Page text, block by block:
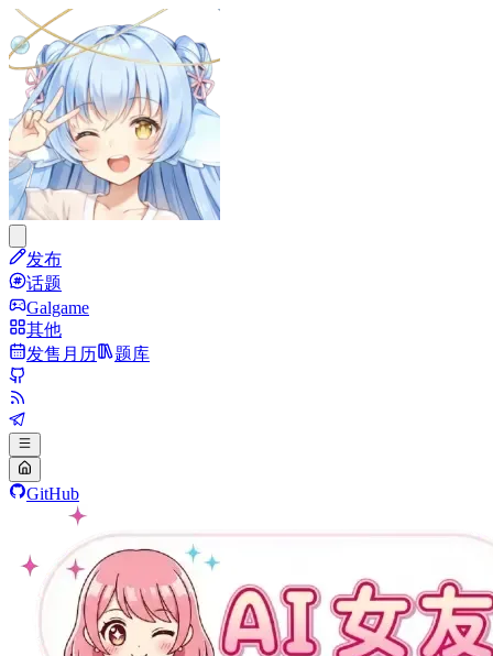
发布
话题
Galgame
其他
发售月历
题库
GitHub